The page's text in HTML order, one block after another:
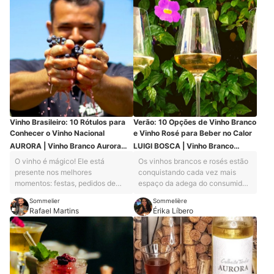
Vinho Brasileiro: 10 Rótulos para
Conhecer o Vinho Nacional
AURORA | Vinho Branco Aurora
Varietal Chardonnay
O vinho é mágico! Ele está
presente nos melhores
momentos: festas, pedidos de
Como muitos outros sommeliers,
comecei no mundo dos vinhos
provando rótulos importados.
Mas, ultimamente, venho me
surpreendendo a cada garrafa de
vinho nacional que degusto.
Nosso país tem potencial para
Sommelier
Rafael Martins
Verão: 10 Opções de Vinho Branco
e Vinho Rosé para Beber no Calor
LUIGI BOSCA | Vinho Branco
Chardonnay
Os vinhos brancos e rosés estão
conquistando cada vez mais
espaço da adega do consumidor
(incluindo os espumantes) para o
clima no Brasil. O vinho branco e
o vinho rosé são os mais
indicados para o verão por vários
fatores. Nessa época de clima
quente, temos a tendência a
comer pratos mais leves. Para
Sommelière
Érika Líbero